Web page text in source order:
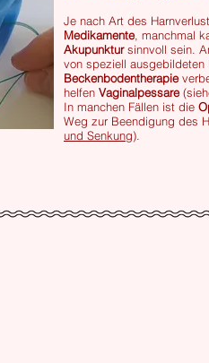
Je nach Art des
Medikamente, manchmal
Akupunktursinnvoll sein.
von speziell ausgebildeten
Beckenbodentherapie
helfen Vaginalpessare
In manchen Fällen ist die
Weg zur Beendigung des
und Senkung)